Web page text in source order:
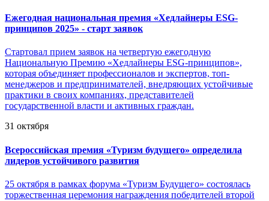
Ежегодная национальная премия «Хедлайнеры ESG-
принципов 2025» - старт заявок
Стартовал прием заявок на четвертую ежегодную
Национальную Премию «Хедлайнеры ESG-принципов»,
которая объединяет профессионалов и экспертов, топ-
менеджеров и предпринимателей, внедряющих устойчивые
практики в своих компаниях, представителей
государственной власти и активных граждан.
31 октября
Всероссийская премия «Туризм будущего» определила
лидеров устойчивого развития
25 октября в рамках форума «Туризм Будущего» состоялась
торжественная церемония награждения победителей второй